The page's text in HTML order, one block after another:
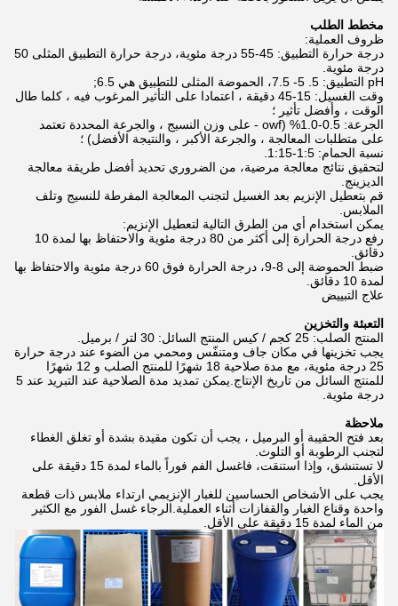
مخطط الطلب
ظروف العملية:
درجة حرارة التطبيق: 45-55 درجة مئوية، درجة حرارة التطبيق المثلى 50
درجة مئوية.
pH التطبيق: 5. 5- 7.5، الحموضة المثلى للتطبيق هي 6.5;
وقت الغسيل: 15-45 دقيقة ، اعتمادا على التأثير المرغوب فيه ، كلما طال
الوقت ، وأفضل تأثير ؛
الجرعة: 0.5-1.0% (owf - على وزن النسيج ، والجرعة المحددة تعتمد
على متطلبات المعالجة ، والجرعة الأكبر ، والنتيجة الأفضل) ؛
نسبة الحمام: 1:5-1:15.
لتحقيق نتائج معالجة مرضية، من الضروري تحديد أفضل طريقة معالجة
الديزينج.
قم بتعطيل الإنزيم بعد الغسيل لتجنب المعالجة المفرطة للنسيج وتلف
الملابس.
يمكن استخدام أي من الطرق التالية لتعطيل الإنزيم:
رفع درجة الحرارة إلى أكثر من 80 درجة مئوية والاحتفاظ بها لمدة 10
دقائق.
ضبط الحموضة إلى 8-9، درجة الحرارة فوق 60 درجة مئوية والاحتفاظ بها
لمدة 10 دقائق.
علاج التبييض
التعبئة والتخزين
المنتج الصلب: 25 كجم / كيس المنتج السائل: 30 لتر / برميل.
يجب تخزينها في مكان جاف ومتنفّس ومحمي من الضوء عند درجة حرارة
25 درجة مئوية، مع مدة صلاحية 18 شهرًا للمنتج الصلب و 12 شهرًا
للمنتج السائل من تاريخ الإنتاج.يمكن تمديد مدة الصلاحية عند التبريد عند 5
درجة مئوية.
ملاحظة
بعد فتح الحقيبة أو البرميل ، يجب أن تكون مقيدة بشدة أو تغلق الغطاء
لتجنب الرطوبة أو التلوث.
لا تستنشق، وإذا استنقت، فاغسل الفم فوراً بالماء لمدة 15 دقيقة على
الأقل.
يجب على الأشخاص الحساسين للغبار الإنزيمي ارتداء ملابس ذات قطعة
واحدة وقناع الغبار والقفازات أثناء العملية.الرجاء غسل الفور مع الكثير
من الماء لمدة 15 دقيقة على الأقل.